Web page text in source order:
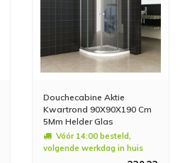
Douchecabine Aktie
Kwartrond 90X90X190 Cm
5Mm Helder Glas
Vóór 14:00 besteld,
volgende werkdag in huis